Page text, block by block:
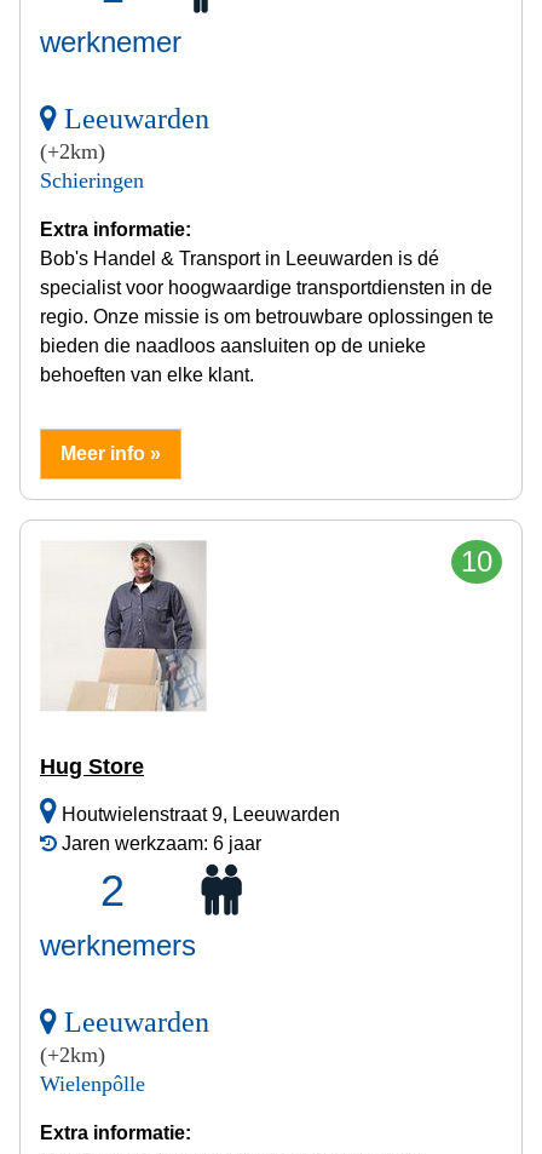
werknemer
Leeuwarden
(+2km)
Schieringen
Extra informatie:
Bob's Handel & Transport in Leeuwarden is dé
specialist voor hoogwaardige transportdiensten in de
regio. Onze missie is om betrouwbare oplossingen te
bieden die naadloos aansluiten op de unieke
behoeften van elke klant.
Meer info »
10
Hug Store
Houtwielenstraat 9, Leeuwarden
Jaren werkzaam: 6 jaar
2
werknemers
Leeuwarden
(+2km)
Wielenpôlle
Extra informatie: